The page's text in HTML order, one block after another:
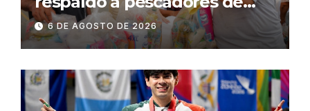
Tampico durante temporada
de veda
6 DE AGOSTO DE 2026